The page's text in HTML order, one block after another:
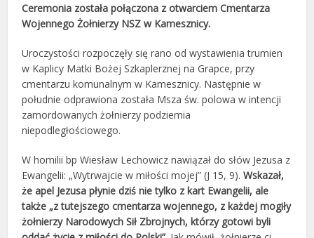
Ceremonia została połączona z otwarciem Cmentarza
Wojennego Żołnierzy NSZ w Kamesznicy.
Uroczystości rozpoczęły się rano od wystawienia trumien
w Kaplicy Matki Bożej Szkaplerznej na Grapce, przy
cmentarzu komunalnym w Kamesznicy. Następnie w
południe odprawiona została Msza św. polowa w intencji
zamordowanych żołnierzy podziemia
niepodległościowego.
W homilii bp Wiesław Lechowicz nawiązał do słów Jezusa z
Ewangelii: „Wytrwajcie w miłości mojej” (J 15, 9).Wskazał,
że apel Jezusa płynie dziś nie tylko z kart Ewangelii, ale
także „z tutejszego cmentarza wojennego, z każdej mogiły
żołnierzy Narodowych Sił Zbrojnych, którzy gotowi byli